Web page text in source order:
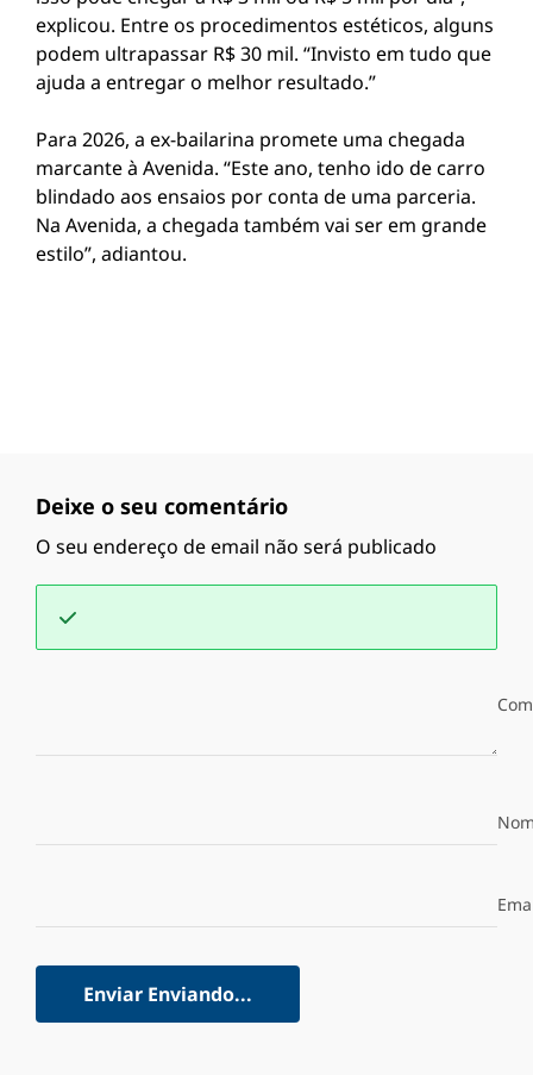
explicou. Entre os procedimentos estéticos, alguns
podem ultrapassar R$ 30 mil. “Invisto em tudo que
ajuda a entregar o melhor resultado.”
Para 2026, a ex-bailarina promete uma chegada
marcante à Avenida. “Este ano, tenho ido de carro
blindado aos ensaios por conta de uma parceria.
Na Avenida, a chegada também vai ser em grande
estilo”, adiantou.
Deixe o seu comentário
O seu endereço de email não será publicado
Enviar Enviando...